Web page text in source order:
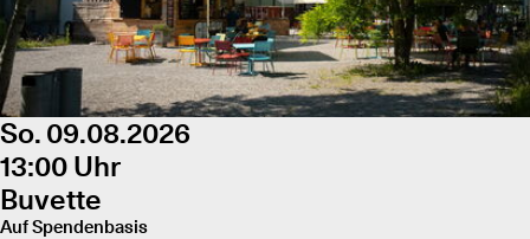
So. 09.08.2026
13:00 Uhr
Buvette
Auf Spendenbasis